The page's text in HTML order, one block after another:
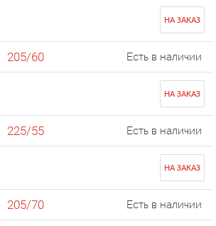
НА ЗАКАЗ
205/60 Есть в наличии
НА ЗАКАЗ
225/55 Есть в наличии
НА ЗАКАЗ
205/70 Есть в наличии